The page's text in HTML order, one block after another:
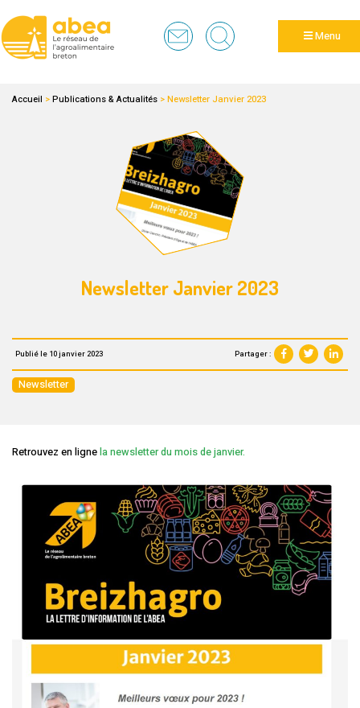
Menu
Accueil >Publications & Actualités >Newsletter Janvier 2023
Newsletter Janvier 2023
Publié le 10 janvier 2023 Partager :
Newsletter
Retrouvez en lignela newsletter du mois de janvier.